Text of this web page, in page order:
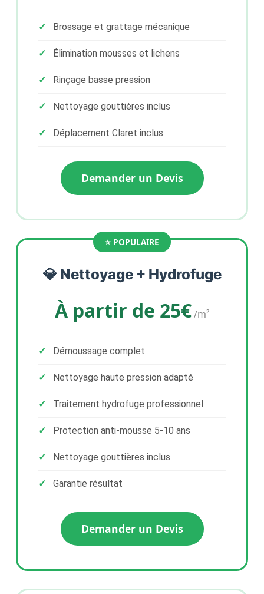
Brossage et grattage mécanique
Élimination mousses et lichens
Rinçage basse pression
Nettoyage gouttières inclus
Déplacement Claret inclus
Demander un Devis
💎 Nettoyage + Hydrofuge
À partir de 25€/m²
Démoussage complet
Nettoyage haute pression adapté
Traitement hydrofuge professionnel
Protection anti-mousse 5-10 ans
Nettoyage gouttières inclus
Garantie résultat
Demander un Devis